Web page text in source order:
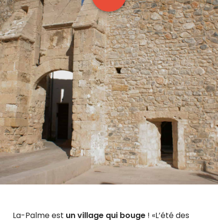
La-Palme est un village qui bouge ! «L’été des